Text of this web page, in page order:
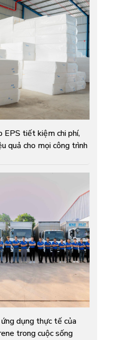
EPS tiết kiệm chi phí,
quả cho mọi công trình
dụng thực tế của
trong cuộc sống